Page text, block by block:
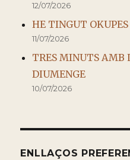
12/07/2026
HE TINGUT OKUPES
11/07/2026
TRES MINUTS AMB
DIUMENGE
10/07/2026
ENLLAÇOS